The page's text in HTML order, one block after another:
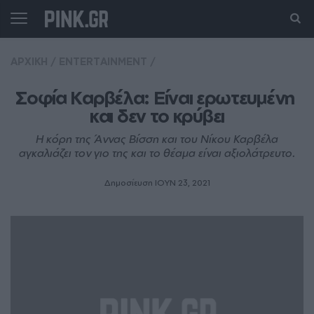
Σοφία Καρβέλα: Είναι ερωτευμένη
και δεν το κρύβει
Η κόρη της Άννας Βίσση και του Νίκου Καρβέλα
αγκαλιάζει τον γιο της και το θέαμα είναι αξιολάτρευτο.
Δημοσίευση ΙΟΥΝ 23, 2021